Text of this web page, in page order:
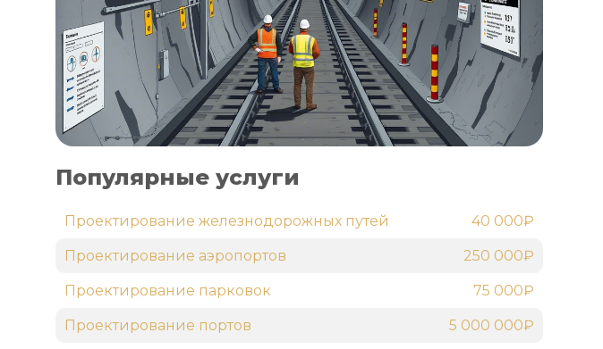
Популярные услуги
Проектирование железнодорожных путей 40 000₽
Проектирование аэропортов 250 000₽
Проектирование парковок 75 000₽
Проектирование портов 5 000 000₽